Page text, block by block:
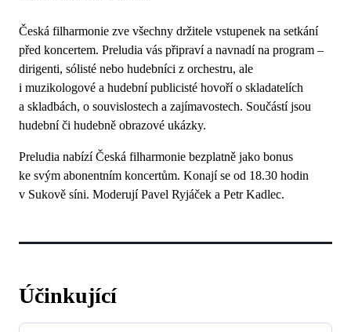
Česká filharmonie zve všechny držitele vstupenek na setkání
před koncertem. Preludia vás připraví a navnadí na program –
dirigenti, sólisté nebo hudebníci z orchestru, ale
i muzikologové a hudební publicisté hovoří o skladatelích
a skladbách, o souvislostech a zajímavostech. Součástí jsou
hudební či hudebně obrazové ukázky.
Preludia nabízí Česká filharmonie bezplatně jako bonus
ke svým abonentním koncertům. Konají se od 18.30 hodin
v Sukově síni. Moderují Pavel Ryjáček a Petr Kadlec.
Účinkující